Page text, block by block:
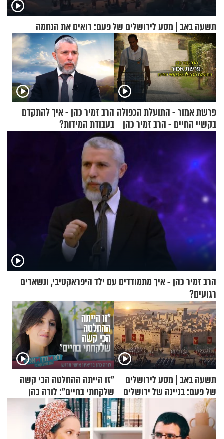
תשעה באב | מסע לירושלים של פעם: רואים את הנחמה
פרשת אמור - התועלת הכפולה
בקשיי החיים - הרב זמיר כהן
הרב זמיר כהן - איך להתקדם
בעבודת המידות?
הרב זמיר כהן - איך מתמודדים עם ילד היפראקטיבי, ונשארים
רגועים?
תשעה באב | מסע לירושלים
של פעם: בניינה של ירושלים
"זו הייתה ההחלטה הכי קשה
שלקחתי בחיים": לורה כהן
בריאיון אישי מרגש